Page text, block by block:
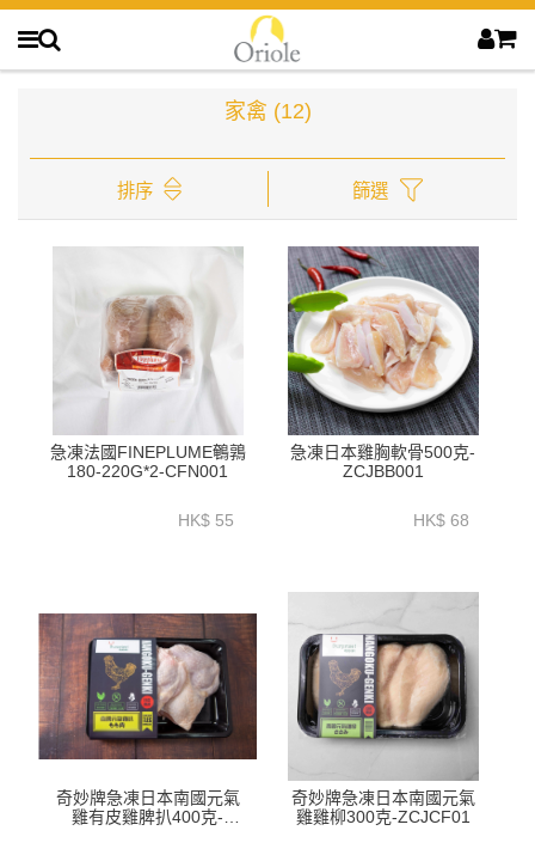
家禽 (12)
排序 篩選
急凍法國FINEPLUME鵪鶉
180-220G*2-CFN001
HK$ 55
急凍日本雞胸軟骨500克-
ZCJBB001
HK$ 68
奇妙牌急凍日本南國元氣
雞有皮雞脾扒400克-
奇妙牌急凍日本南國元氣
雞雞柳300克-ZCJCF01